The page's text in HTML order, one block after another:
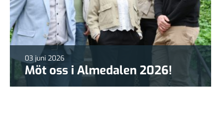
03 juni 2026
Möt oss i Almedalen 2026!